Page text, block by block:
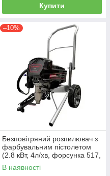
Купити
–10%
Безповітряний розпилювач з
фарбувальним пістолетом
(2.8 кВт, 4л/хв, форсунка 517,
макс. розмір сопла
В наявності